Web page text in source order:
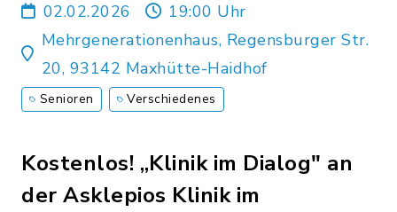
02.02.2026
19:00 Uhr
Mehrgenerationenhaus, Regensburger Str.
20, 93142 Maxhütte-Haidhof
Senioren Verschiedenes
Kostenlos! „Klinik im Dialog" an
der Asklepios Klinik im